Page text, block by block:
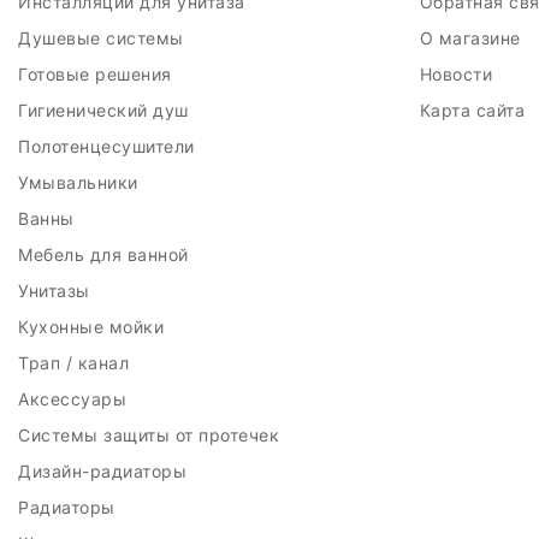
Душевые системы
Готовые решения
Гигиенический душ
Полотенцесушители
Умывальники
Ванны
Мебель для ванной
Унитазы
Кухонные мойки
Трап / канал
Аксессуары
Системы защиты от протечек
Дизайн-радиаторы
Радиаторы
О магазине
Новости
Карта сайта